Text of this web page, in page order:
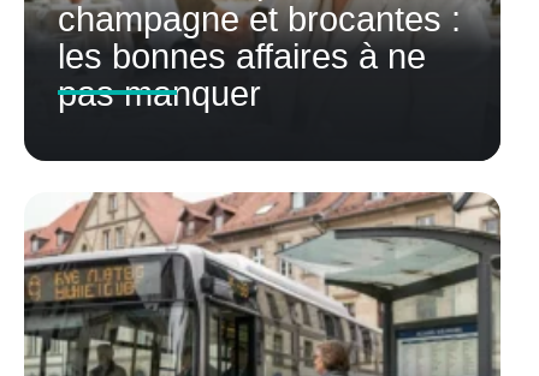
champagne et brocantes :
les bonnes affaires à ne
pas manquer